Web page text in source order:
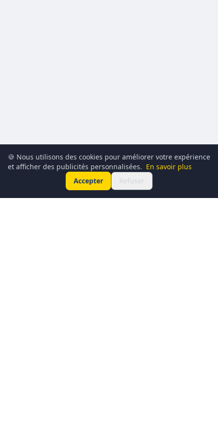
🍪 Nous utilisons des cookies pour améliorer votre expérience
et afficher des publicités personnalisées. En savoir plus
Accepter
Refuser